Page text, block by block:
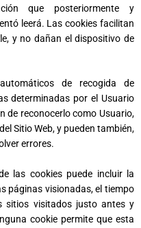
que posteriormente y
leerá. Las cookies facilitan
y no dañan el dispositivo de
de recogida de
determinadas por el Usuario
de reconocerlo como Usuario,
Sitio Web, y pueden también,
errores.
las cookies puede incluir la
páginas visionadas, el tiempo
sitios visitados justo antes y
cookie permite que esta